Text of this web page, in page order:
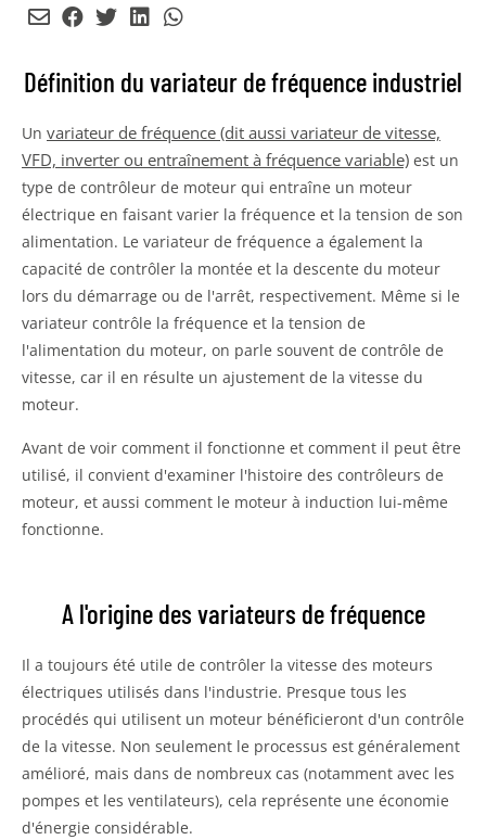
Envoyer
email
Partager
Facebook
Partager
Twitter
Partager
LinkedIn
Partager
WhatsApp
Définition du variateur de fréquence industriel
Un variateur de fréquence (dit aussi variateur de vitesse,
VFD, inverter ou entraînement à fréquence variable) est un
type de contrôleur de moteur qui entraîne un moteur
électrique en faisant varier la fréquence et la tension de son
alimentation. Le variateur de fréquence a également la
capacité de contrôler la montée et la descente du moteur
lors du démarrage ou de l'arrêt, respectivement. Même si le
variateur contrôle la fréquence et la tension de
l'alimentation du moteur, on parle souvent de contrôle de
vitesse, car il en résulte un ajustement de la vitesse du
moteur.
Avant de voir comment il fonctionne et comment il peut être
utilisé, il convient d'examiner l'histoire des contrôleurs de
moteur, et aussi comment le moteur à induction lui-même
fonctionne.
A l'origine des variateurs de fréquence
Il a toujours été utile de contrôler la vitesse des moteurs
électriques utilisés dans l'industrie. Presque tous les
procédés qui utilisent un moteur bénéficieront d'un contrôle
de la vitesse. Non seulement le processus est généralement
amélioré, mais dans de nombreux cas (notamment avec les
pompes et les ventilateurs), cela représente une économie
d'énergie considérable.